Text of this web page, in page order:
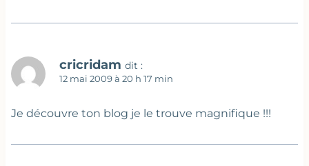
cricridam dit :
12 mai 2009 à 20 h 17 min
Je découvre ton blog je le trouve magnifique !!!